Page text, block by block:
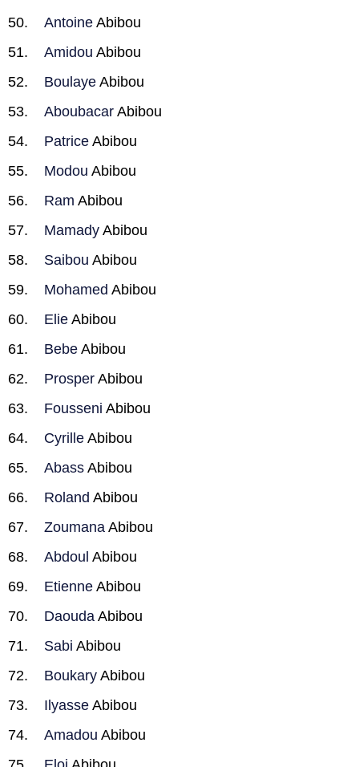
Antoine Abibou
Amidou Abibou
Boulaye Abibou
Aboubacar Abibou
Patrice Abibou
Modou Abibou
Ram Abibou
Mamady Abibou
Saibou Abibou
Mohamed Abibou
Elie Abibou
Bebe Abibou
Prosper Abibou
Fousseni Abibou
Cyrille Abibou
Abass Abibou
Roland Abibou
Zoumana Abibou
Abdoul Abibou
Etienne Abibou
Daouda Abibou
Sabi Abibou
Boukary Abibou
Ilyasse Abibou
Amadou Abibou